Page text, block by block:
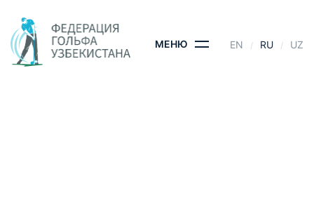
content
МЕНЮ EN RU UZ